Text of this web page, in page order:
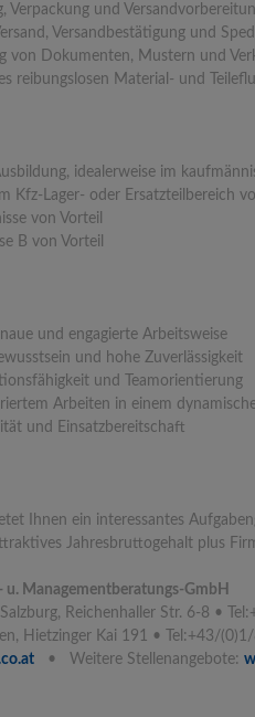
Verpackung und
Versandbestätigung und
von Dokumenten, Mustern und
reibungslosen Material- und
idealerweise im
Kfz-Lager- oder Ersatzteilbereich
von Vorteil
B von Vorteil
und engagierte Arbeitsweise
und hohe Zuverlässigkeit
und Teamorientierung
Arbeiten in einem
und Einsatzbereitschaft
Ihnen ein interessantes
Jahresbruttogehalt plus
u. Managementberatungs-GmbH
Reichenhaller Str. 6-8 •
Hietzinger Kai 191 • Tel:+43/
• Weitere Stellenangebote: